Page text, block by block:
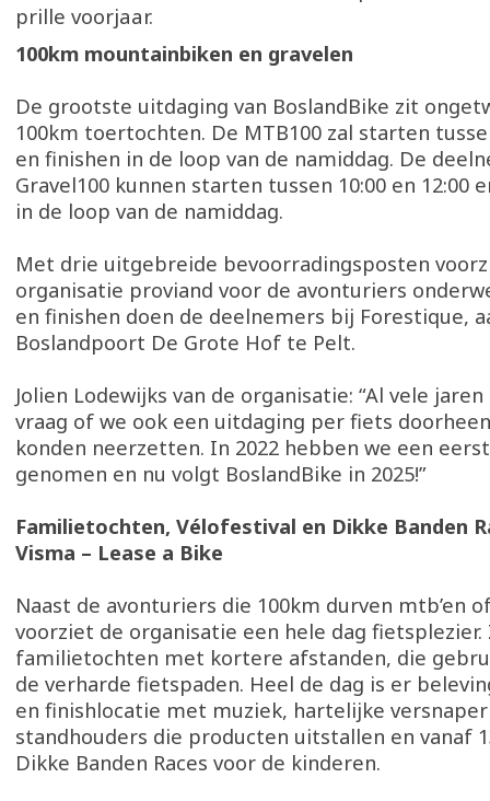
prille voorjaar.
100km mountainbiken en gravelen
De grootste uitdaging van BoslandBike zit
100km toertochten. De MTB100 zal starten
en finishen in de loop van de namiddag. De
Gravel100 kunnen starten tussen 10:00 en 12:00
in de loop van de namiddag.
Met drie uitgebreide bevoorradingsposten
organisatie proviand voor de avonturiers
en finishen doen de deelnemers bij Forestique,
Boslandpoort De Grote Hof te Pelt.
Jolien Lodewijks van de organisatie: “Al vele
vraag of we ook een uitdaging per fiets
konden neerzetten. In 2022 hebben we een
genomen en nu volgt BoslandBike in 2025!”
Familietochten, Vélofestival en Dikke Banden
Visma – Lease a Bike
Naast de avonturiers die 100km durven mtb’en
voorziet de organisatie een hele dag fietsplezier.
familietochten met kortere afstanden, die
de verharde fietspaden. Heel de dag is er
en finishlocatie met muziek, hartelijke
standhouders die producten uitstallen en vanaf
Dikke Banden Races voor de kinderen.